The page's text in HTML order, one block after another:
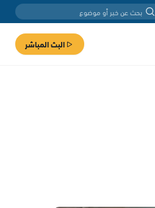
البث المباشر